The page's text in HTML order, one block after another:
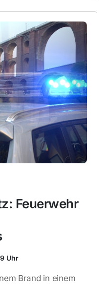
Feuerwehr
Uhr
Brand in einem